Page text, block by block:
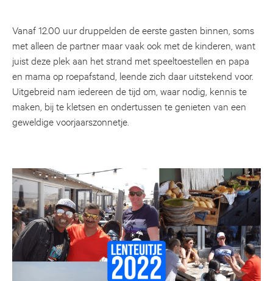
Vanaf 12.00 uur druppelden de eerste gasten binnen, soms
met alleen de partner maar vaak ook met de kinderen, want
juist deze plek aan het strand met speeltoestellen en papa
en mama op roepafstand, leende zich daar uitstekend voor.
Uitgebreid nam iedereen de tijd om, waar nodig, kennis te
maken, bij te kletsen en ondertussen te genieten van een
geweldige voorjaarszonnetje.